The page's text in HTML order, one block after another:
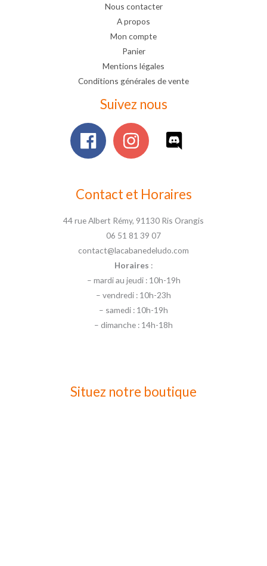
Nous contacter
A propos
Mon compte
Panier
Mentions légales
Conditions générales de vente
Suivez nous
Contact et Horaires
44 rue Albert Rémy, 91130 Ris Orangis
06 51 81 39 07
contact@lacabanedeludo.com
Horaires :
– mardi au jeudi : 10h-19h
– vendredi : 10h-23h
– samedi : 10h-19h
– dimanche : 14h-18h
Situez notre boutique